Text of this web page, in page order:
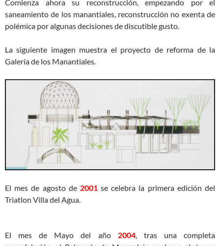
Comienza ahora su reconstrucción, empezando por el
saneamiento de los manantiales, reconstrucción no exenta de
polémica por algunas decisiones de discutible gusto.
La siguiente imagen muestra el proyecto de reforma de la
Galería de los Manantiales.
El mes de agosto de 2001se celebra la primera edición del
Triatlon Villa del Agua.
El mes de Mayo del año 2004, tras una completa